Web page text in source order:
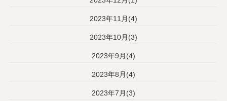
2023年11月(4)
2023年10月(3)
2023年9月(4)
2023年8月(4)
2023年7月(3)